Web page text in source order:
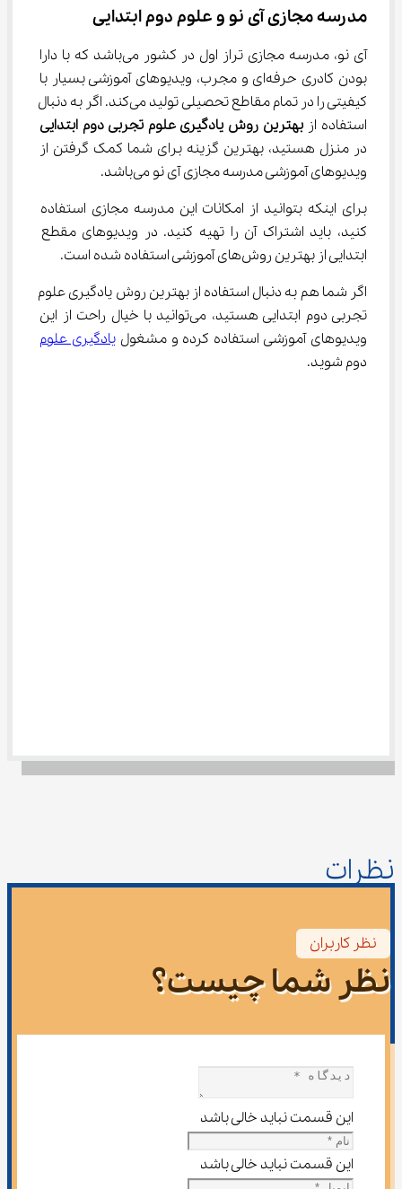
مدرسه مجازی آی نو و علوم دوم ابتدایی
آی نو، مدرسه مجازی تراز اول در کشور می‌باشد که با دارا
بودن کادری حرفه‌ای و مجرب، ویدیوهای آموزشی بسیار با
کیفیتی را در تمام مقاطع تحصیلی تولید می‌کند. اگر به دنبال
استفاده از بهترین روش یادگیری علوم تجربی دوم ابتدایی
در منزل هستید، بهترین گزینه برای شما کمک گرفتن از
ویدیوهای آموزشی مدرسه مجازی آی نو می‌باشد.
برای اینکه بتوانید از امکانات این مدرسه مجازی استفاده
کنید، باید اشتراک آن را تهیه کنید. در ویدیوهای مقطع
ابتدایی از بهترین روش‌های آموزشی استفاده شده است.
اگر شما هم به دنبال استفاده از بهترین روش یادگیری علوم
تجربی دوم ابتدایی هستید، می‌توانید با خیال راحت از این
ویدیوهای آموزشی استفاده کرده و مشغول یادگیری علوم
دوم شوید.
نظرات
نظر کاربران
نظر شما چیست؟
این قسمت نباید خالی باشد
این قسمت نباید خالی باشد